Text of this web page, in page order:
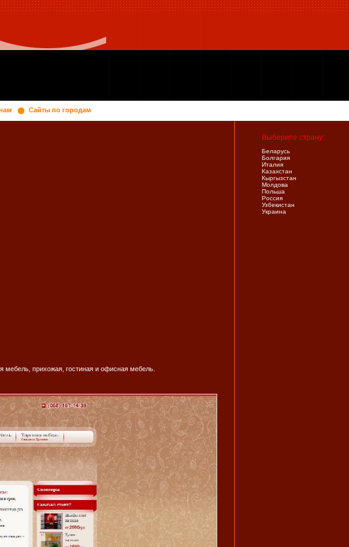
Сайты по городам
прихожая, гостиная и офисная мебель.
Выберите страну:
Беларусь
Болгария
Италия
Казахстан
Кыргызстан
Молдова
Польша
Россия
Узбекистан
Украина